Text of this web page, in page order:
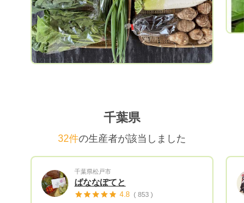
千葉県
32件の生産者が該当しました
千葉県松戸市
ばななぽてと
4.8 ( 853 )